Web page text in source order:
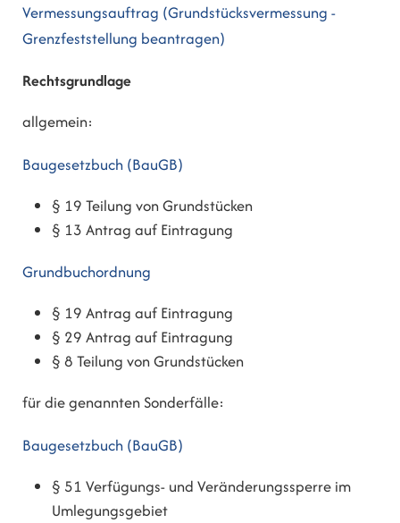
Vermessungsauftrag (Grundstücksvermessung -
Grenzfeststellung beantragen)
Rechtsgrundlage
allgemein:
Baugesetzbuch (BauGB)
§ 19 Teilung von Grundstücken
§ 13 Antrag auf Eintragung
Grundbuchordnung
§ 19 Antrag auf Eintragung
§ 29 Antrag auf Eintragung
§ 8 Teilung von Grundstücken
für die genannten Sonderfälle:
Baugesetzbuch (BauGB)
§ 51 Verfügungs- und Veränderungssperre im
Umlegungsgebiet